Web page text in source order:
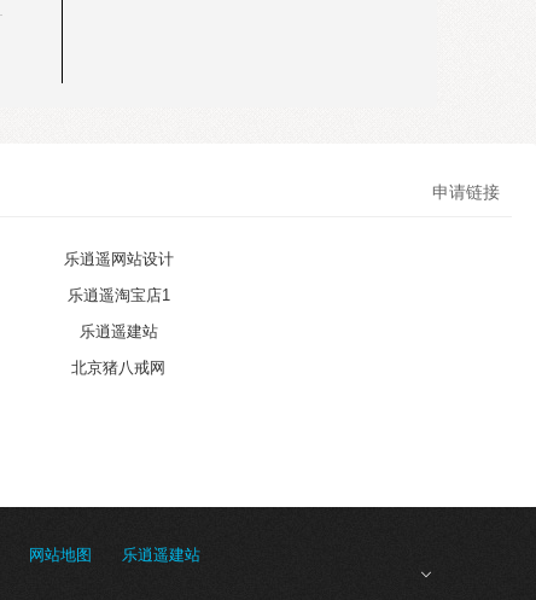
申请链接
乐逍遥网站设计
乐逍遥淘宝店1
乐逍遥建站
北京猪八戒网
网站地图 乐逍遥建站